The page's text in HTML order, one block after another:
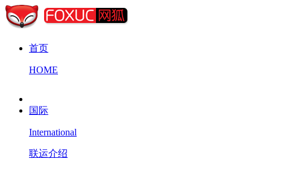
首页
HOME
国际
International
联运介绍